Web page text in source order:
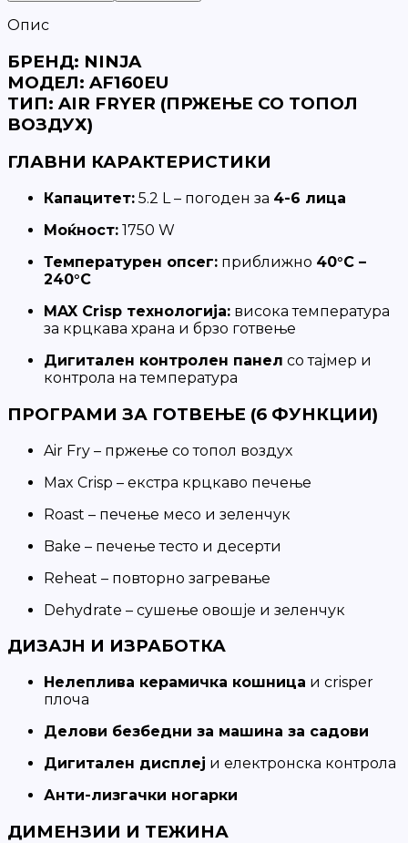
Опис
БРЕНД: NINJA
МОДЕЛ: AF160EU
ТИП: AIR FRYER (ПРЖЕЊЕ СО ТОПОЛ
ВОЗДУХ)
ГЛАВНИ КАРАКТЕРИСТИКИ
Капацитет: 5.2 L – погоден за 4-6 лица
Моќност: 1750 W
Температурен опсег: приближно 40°C –
240°C
MAX Crisp технологија: висока температура
за крцкава храна и брзо готвење
Дигитален контролен панел со тајмер и
контрола на температура
ПРОГРАМИ ЗА ГОТВЕЊЕ (6 ФУНКЦИИ)
Air Fry – пржење со топол воздух
Max Crisp – екстра крцкаво печење
Roast – печење месо и зеленчук
Bake – печење тесто и десерти
Reheat – повторно загревање
Dehydrate – сушење овошје и зеленчук
ДИЗАЈН И ИЗРАБОТКА
Нелеплива керамичка кошница и crisper
плоча
Делови безбедни за машина за садови
Дигитален дисплеј и електронска контрола
Анти-лизгачки ногарки
ДИМЕНЗИИ И ТЕЖИНА